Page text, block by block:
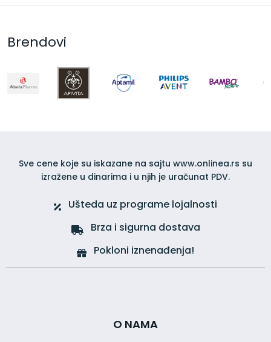
Brendovi
Sve cene koje su iskazane na sajtu www.onlinea.rs su
izražene u dinarima i u njih je uračunat PDV.
Ušteda uz programe lojalnosti
Brza i sigurna dostava
Pokloni iznenađenja!
O NAMA